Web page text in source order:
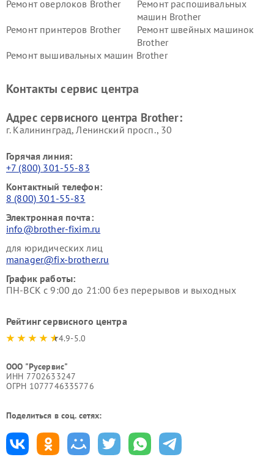
Ремонт оверлоков Brother
Ремонт распошивальных
машин Brother
Ремонт принтеров Brother
Ремонт швейных машинок
Brother
Ремонт вышивальных машин Brother
Контакты сервис центра
Адрес сервисного центра Brother:
г. Калининград, Ленинский просп., 30
Горячая линия:
+7 (800) 301-55-83
Контактный телефон:
8 (800) 301-55-83
Электронная почта:
info@brother-fixim.ru
для юридических лиц
manager@fix-brother.ru
График работы:
ПН-ВСК с 9:00 до 21:00 без перерывов и выходных
Рейтинг сервисного центра
4.9-5.0
ООО "Русервис"
ИНН 7702633247
ОГРН 1077746335776
Поделиться в соц. сетях: